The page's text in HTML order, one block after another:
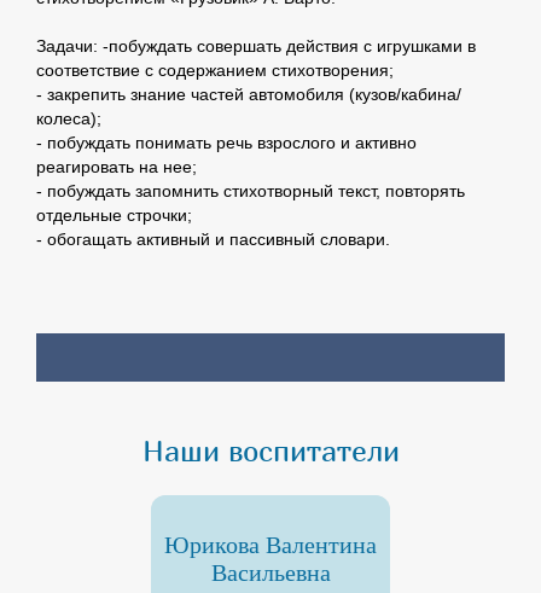
Задачи: -побуждать совершать действия с игрушками в
соответствие с содержанием стихотворения;
- закрепить знание частей автомобиля (кузов/кабина/
колеса);
- побуждать понимать речь взрослого и активно
реагировать на нее;
- побуждать запомнить стихотворный текст, повторять
отдельные строчки;
- обогащать активный и пассивный словари.
Наши воспитатели
Юрикова Валентина
Васильевна